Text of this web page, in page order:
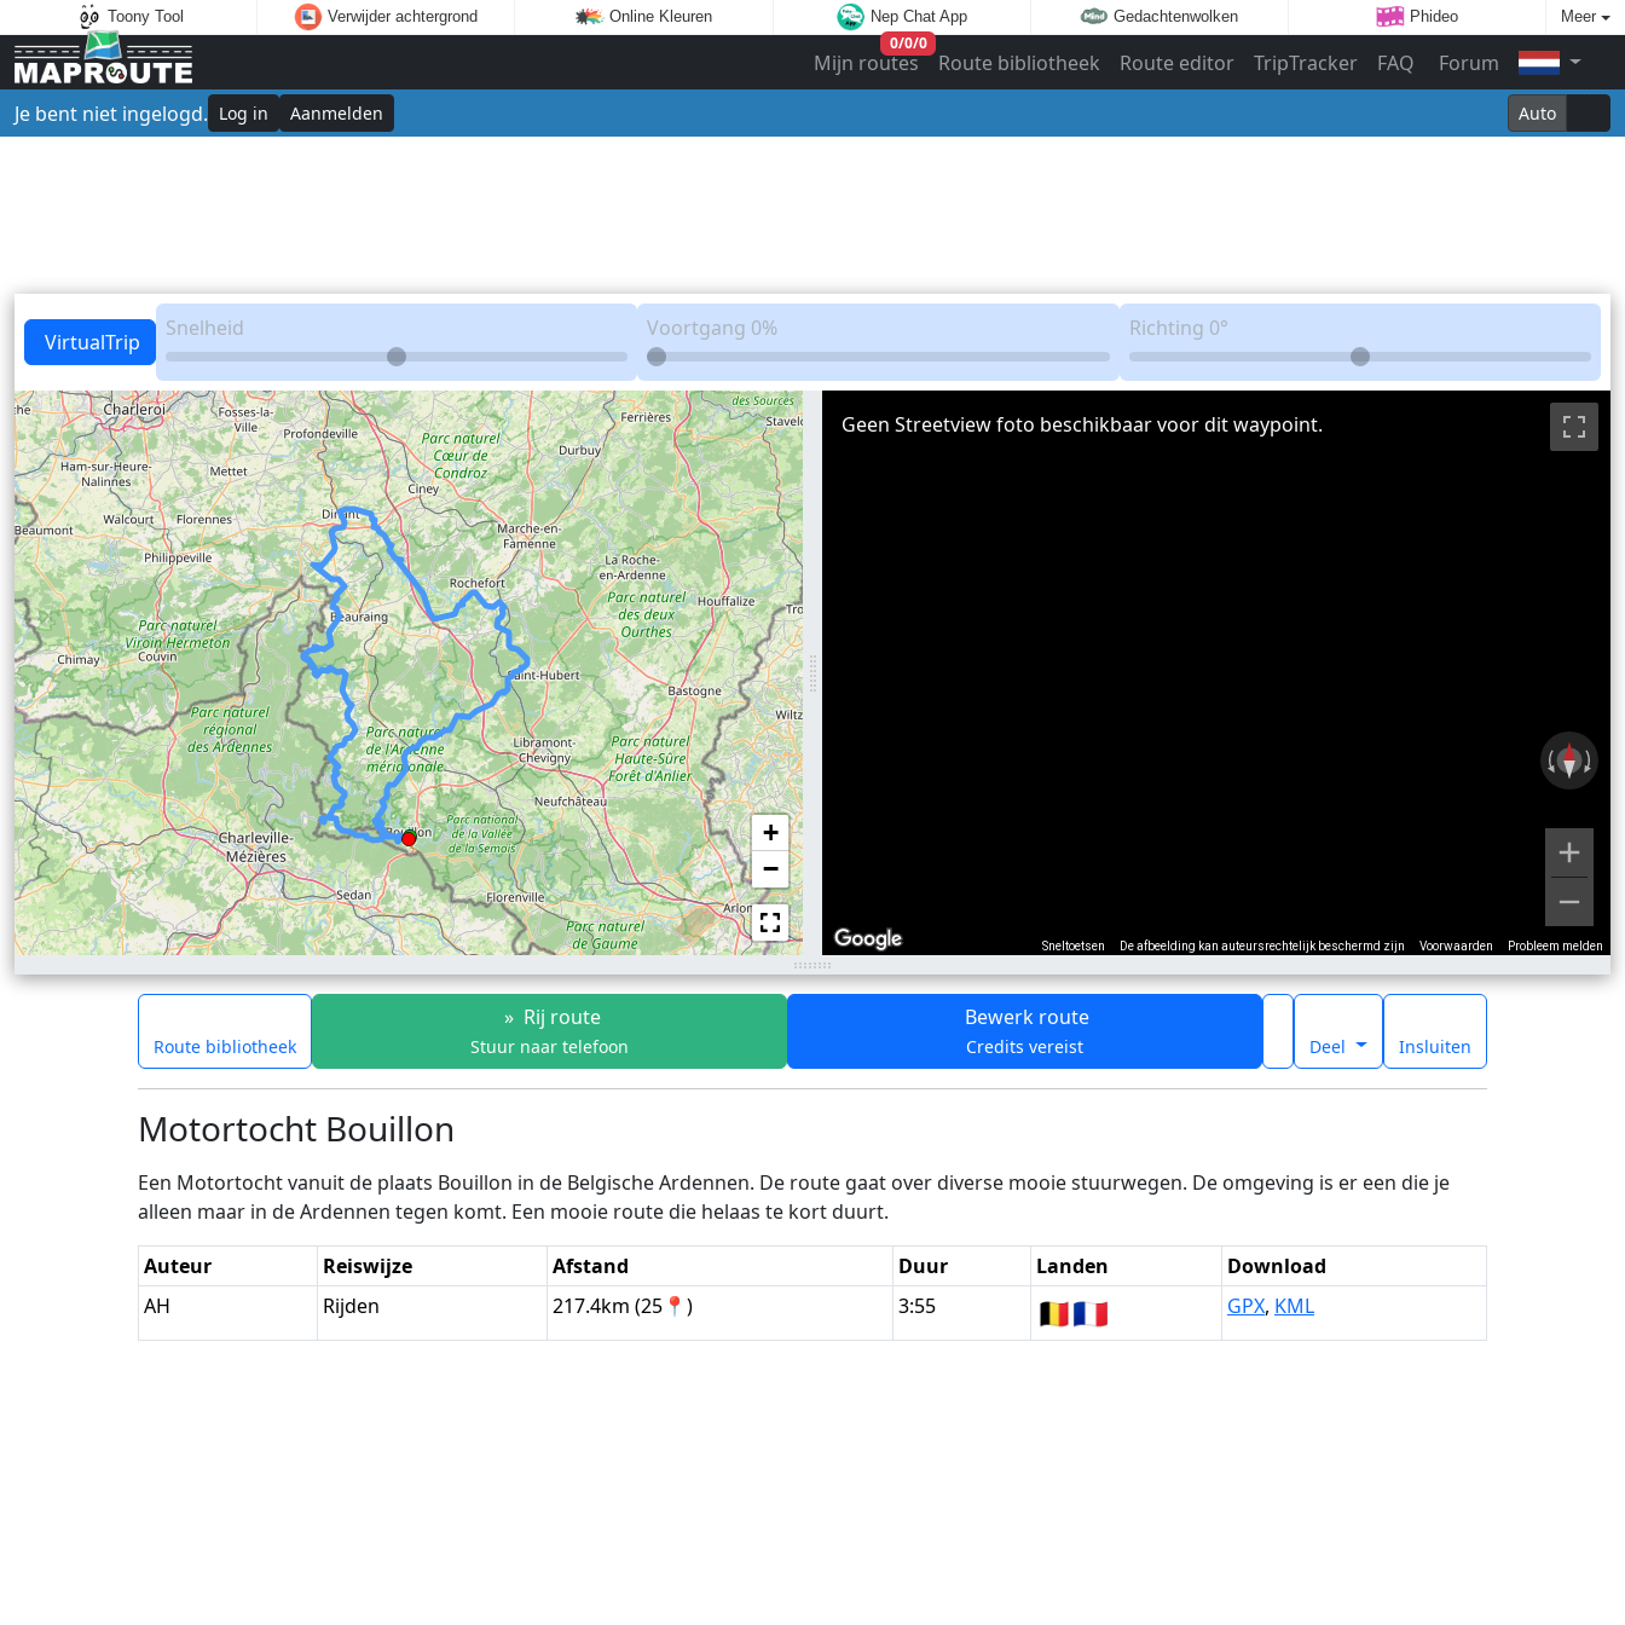
Toony Tool Verwijder achtergrond Online Kleuren Nep Chat App Gedachtenwolken Phideo Meer
Mijn routes
0/0/0
Route bibliotheek Route editor TripTracker FAQ
Forum
Je bent niet ingelogd. Log in Aanmelden Auto
VirtualTrip
Snelheid Voortgang 0% Richting 0°
+
−
Sneltoetsen De afbeelding kan auteursrechtelijk beschermd zijn Voorwaarden Probleem melden
Geen Streetview foto beschikbaar voor dit waypoint.
Route bibliotheek
» Rij route
Stuur naar telefoon
Bewerk route
Credits vereist Deel Insluiten
Motortocht Bouillon
Een Motortocht vanuit de plaats Bouillon in de Belgische Ardennen. De route gaat over diverse mooie stuurwegen. De omgeving is er een die je
alleen maar in de Ardennen tegen komt. Een mooie route die helaas te kort duurt.
Auteur Reiswijze Afstand Duur Landen
Download
AH
Rijden 217.4km (25📍) 3:55 🇧🇪🇫🇷 GPX, KML